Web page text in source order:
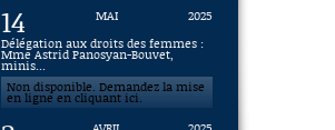
14 MAI
2025
Délégation aux droits des femmes :
Mme Astrid Panosyan-Bouvet,
minis...
Non disponible. Demandez la mise
en ligne en cliquant ici.